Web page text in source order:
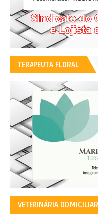
TERAPEUTA FLORAL
VETERINÁRIA DOMICILIAR